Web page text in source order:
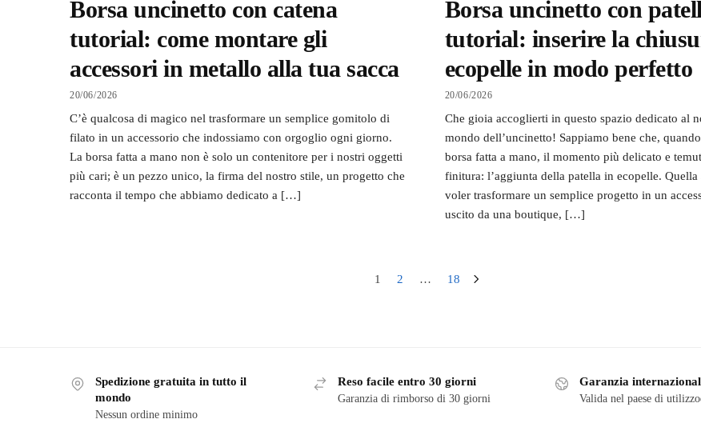
Borsa uncinetto con catena
tutorial: come montare gli
accessori in metallo alla tua sacca
20/06/2026
C’è qualcosa di magico nel trasformare un semplice gomitolo di
filato in un accessorio che indossiamo con orgoglio ogni giorno.
La borsa fatta a mano non è solo un contenitore per i nostri oggetti
più cari; è un pezzo unico, la firma del nostro stile, un progetto che
racconta il tempo che abbiamo dedicato a […]
Borsa uncinetto con
tutorial: inserire la
ecopelle in modo perfetto
20/06/2026
Che gioia accoglierti in questo spazio dedicato al
mondo dell’uncinetto! Sappiamo bene che,
borsa fatta a mano, il momento più delicato e
finitura: l’aggiunta della patella in ecopelle. Quella
voler trasformare un semplice progetto in un
uscito da una boutique, […]
1 2 … 18
Spedizione gratuita in tutto il
mondo
Nessun ordine minimo
Reso facile entro 30 giorni
Garanzia di rimborso di 30 giorni
Garanzia
Valida nel paese di